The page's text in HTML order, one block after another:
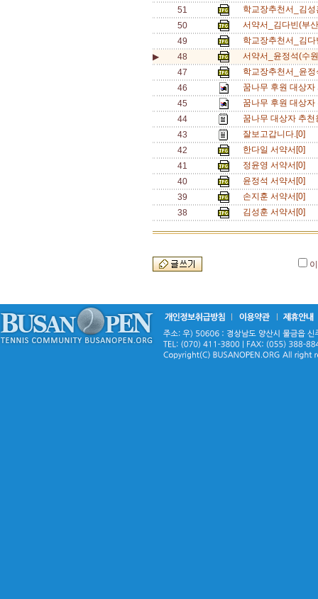
51
학교장추천서_김
50
서약서_김다빈(부
49
학교장추천서_김
▶
48
서약서_윤정석(수
47
학교장추천서_윤
46
꿈나무 후원 대상
45
꿈나무 후원 대상
44
꿈나무 대상자 추
43
잘보고갑니다.[0]
42
한다일 서약서[0]
41
정윤영 서약서[0]
40
윤정석 서약서[0]
39
손지훈 서약서[0]
38
김성훈 서약서[0]